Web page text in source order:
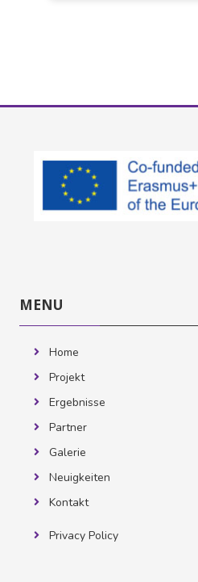
überspringen
MENU
Home
Projekt
Ergebnisse
Partner
Galerie
Neuigkeiten
Kontakt
Privacy Policy